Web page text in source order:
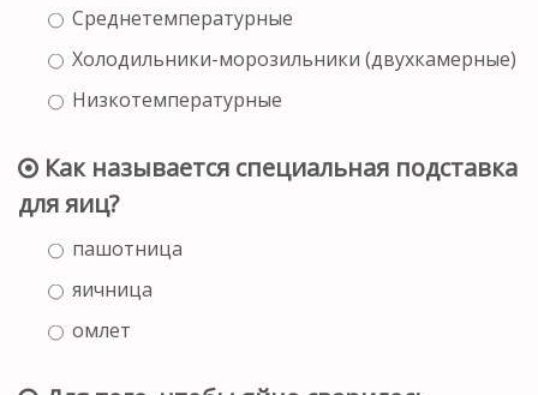
Среднетемпературные
Холодильники-морозильники (двухкамерные)
Низкотемпературные
Как называется специальная подставка
для яиц?
пашотница
яичница
омлет